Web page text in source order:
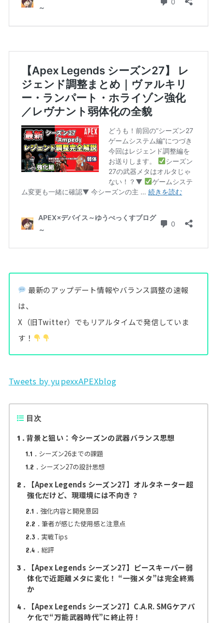
最新のアップデート情報やバランス調整の速報
は、
X（旧Twitter）でもリアルタイムで発信していま
す！
Tweets by yupexxAPEXblog
目次
1 背景と狙い：今シーズンの武器バランス思想
1.1 シーズン26までの課題
1.2 シーズン27の設計思想
2
【Apex Legends シーズン27】オルタネーター超
強化だけど、現環境には不向き？
2.1 強化内容と開発意図
2.2 筆者が感じた使用感と注意点
2.3 実戦Tips
2.4 総評
3
【Apex Legends シーズン27】ピースキーパー弱
体化で近距離メタに変化！ “一強メタ”は完全終焉
か
4
【Apex Legends シーズン27】C.A.R. SMGケアパ
ケ化で“万能武器時代”に終止符！